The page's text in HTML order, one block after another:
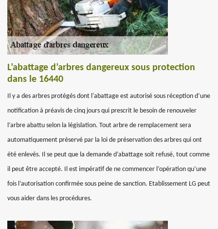
L’abattage d’arbres dangereux sous protection
dans le 16440
Il y a des arbres protégés dont l'abattage est autorisé sous réception d’une
notification à préavis de cinq jours qui prescrit le besoin de renouveler
l’arbre abattu selon la législation. Tout arbre de remplacement sera
automatiquement préservé par la loi de préservation des arbres qui ont
été enlevés. Il se peut que la demande d’abattage soit refusé, tout comme
il peut être accepté. Il est impératif de ne commencer l’opération qu’une
fois l’autorisation confirmée sous peine de sanction. Etablissement LG peut
vous aider dans les procédures.